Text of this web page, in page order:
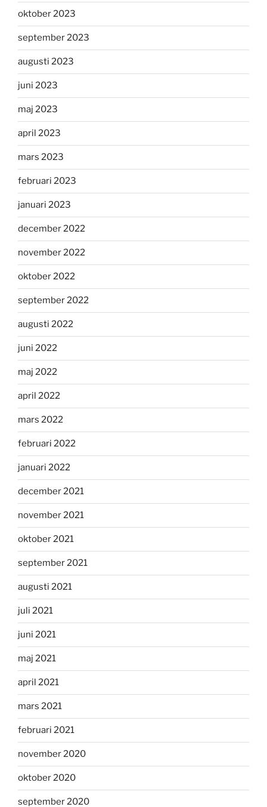
oktober 2023
september 2023
augusti 2023
juni 2023
maj 2023
april 2023
mars 2023
februari 2023
januari 2023
december 2022
november 2022
oktober 2022
september 2022
augusti 2022
juni 2022
maj 2022
april 2022
mars 2022
februari 2022
januari 2022
december 2021
november 2021
oktober 2021
september 2021
augusti 2021
juli 2021
juni 2021
maj 2021
april 2021
mars 2021
februari 2021
november 2020
oktober 2020
september 2020